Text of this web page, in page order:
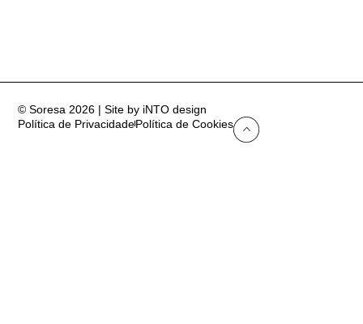
© Soresa 2026 | Site by iNTO design
Política de PrivacidadePolítica de Cookies